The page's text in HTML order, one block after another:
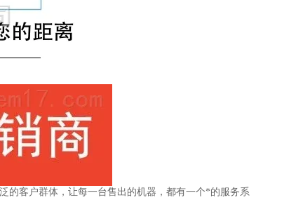
的客户群体，让每一台售出的机器，都有一个*的服务系